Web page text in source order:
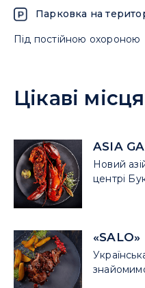
Парковка на
Під постійною охороною
Цікаві
ASIA
Новий
центрі
«SALO»